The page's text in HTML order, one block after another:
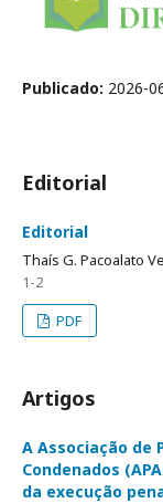
Publicado: 2026-
Editorial
Editorial
Thaís G. Pacoalato
1-2
PDF
Artigos
A Associação de
Condenados
da execução